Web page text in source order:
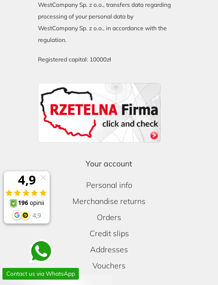
WestCompany Sp. z o.o., transfers data regarding
processing of your personal data by
WestCompany Sp. z o.o., in accordance with the
regulation.
Registered capital: 10000zł
Your account
Personal info
Merchandise returns
Orders
Credit slips
Addresses
Vouchers
Contact us via WhatsApp